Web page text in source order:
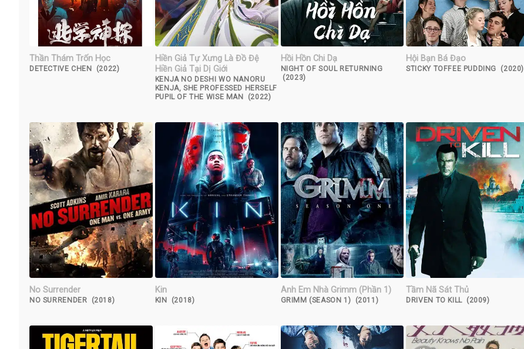
Thần Thám Trốn Học
DETECTIVE CHEN (2022)
Hiền Giả Tự Xưng Là Đồ Đệ
Hiền Giả Tại Dị Giới
KENJA NO DESHI WO NANORU
KENJA, SHE PROFESSED HERSELF
PUPIL OF THE WISE MAN (2022)
Hồi Hồn Chi Dạ
NIGHT OF SOUL RETURNING
(2023)
Hội Bạn Bá Đạo
STICKY TOFFEE PUDDING (2020)
No Surrender
NO SURRENDER (2018)
Kin
KIN (2018)
Anh Em Nhà Grimm (Phần 1)
GRIMM (SEASON 1) (2011)
Tầm Nã Sát Thủ
DRIVEN TO KILL (2009)